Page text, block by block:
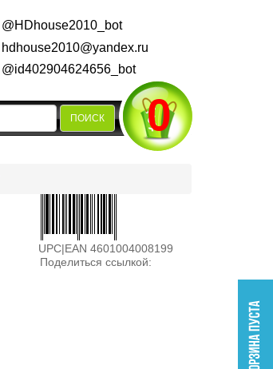
@HDhouse2010_bot
hdhouse2010@yandex.ru
@id402904624656_bot
ПОИСК 0
UPC|EAN 4601004008199
Поделиться ссылкой: